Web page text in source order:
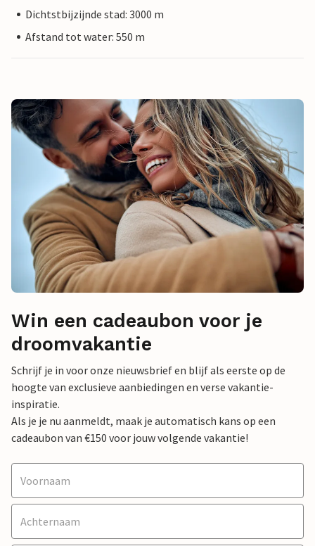
Dichtstbijzijnde stad: 3000 m
Afstand tot water: 550 m
Win een cadeaubon voor je
droomvakantie
Schrijf je in voor onze nieuwsbrief en blijf als eerste op de
hoogte van exclusieve aanbiedingen en verse vakantie-
inspiratie.
Als je je nu aanmeldt, maak je automatisch kans op een
cadeaubon van €150 voor jouw volgende vakantie!